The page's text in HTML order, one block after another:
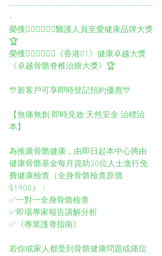
-----------------------------------------------
-
榮獲👨🏻‍⚕️👩🏻‍⚕️醫護人員至愛健康品牌大獎
🏆
榮獲👨🏻‍⚕️👩🏻‍⚕️《香港01》健康卓越大獎
《卓越骨骼脊椎治療大獎》🏆
🎊新客戶可享即時登記預約優惠🎊
【無痛無創 即時見效 天然安全 治標治
本】
為推廣骨骼健康，由即日起本中心將由
健康骨骼基金每月資助30位人士進行免
費健康檢查（全身骨骼檢查原價
$1900）：
✅一對一全身骨骼檢查
✅即場專家報告講解分析
✅《專業護脊指南》
若你或家人都受到骨骼健康問題或痛症